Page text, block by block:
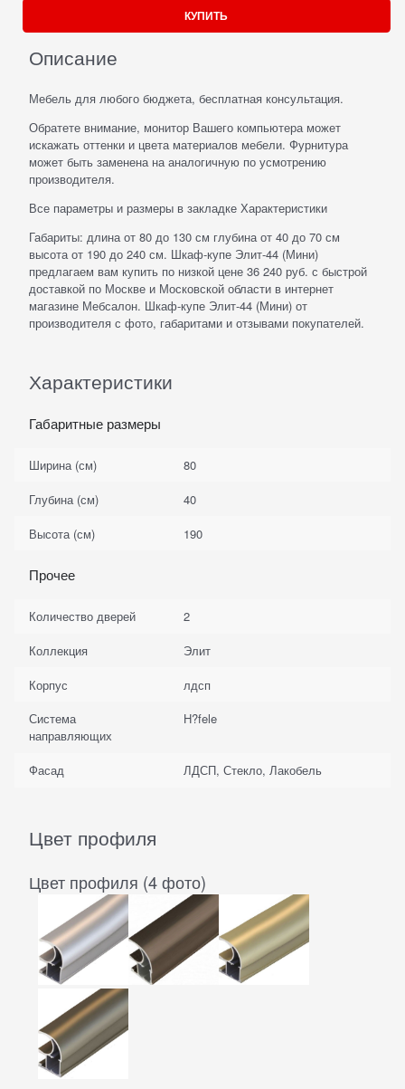
КУПИТЬ
Описание
Мебель для любого бюджета, бесплатная консультация.
Обратете внимание, монитор Вашего компьютера может
искажать оттенки и цвета материалов мебели. Фурнитура
может быть заменена на аналогичную по усмотрению
производителя.
Все параметры и размеры в закладке Характеристики
Габариты: длина от 80 до 130 см глубина от 40 до 70 см
высота от 190 до 240 см. Шкаф-купе Элит-44 (Мини)
предлагаем вам купить по низкой цене 36 240 руб. с быстрой
доставкой по Москве и Московской области в интернет
магазине Мебсалон. Шкаф-купе Элит-44 (Мини) от
производителя с фото, габаритами и отзывами покупателей.
Характеристики
Габаритные размеры
Ширина (см)
80
Глубина (см)
40
Высота (см)
190
Прочее
Количество дверей
2
Коллекция
Элит
Корпус
лдсп
Система
направляющих
H?fele
Фасад ЛДСП, Стекло, Лакобель
Цвет профиля
Цвет профиля (4 фото)